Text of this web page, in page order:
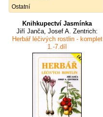
Ostatní
Knihkupectví Jasmínka
Jiří Janča, Josef A. Zentrich:
Herbář léčivých rostlin - komplet
1.-7.díl